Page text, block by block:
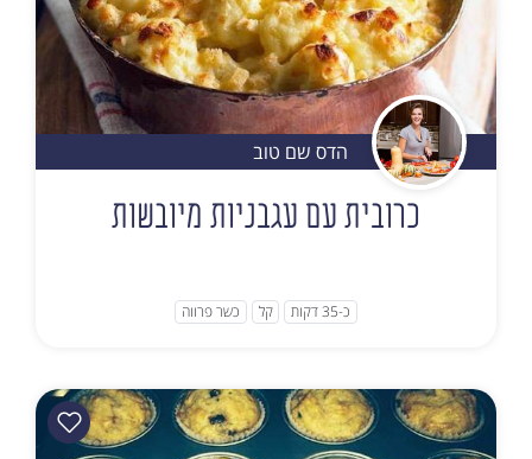
הדס שם טוב
כרובית עם עגבניות מיובשות
כ-35 דקות קל כשר פרווה